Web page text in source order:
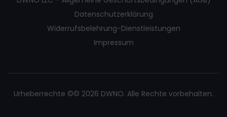
Datenschutzerklärung
Widerrufsbelehrung-Dienstleistungen
Impressum
Urheberrechte ©© 2026 DWNO. Alle Rechte vorbehalten.